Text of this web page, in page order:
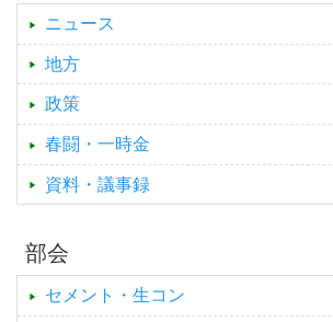
ニュース
地方
政策
春闘・一時金
資料・議事録
部会
セメント・生コン